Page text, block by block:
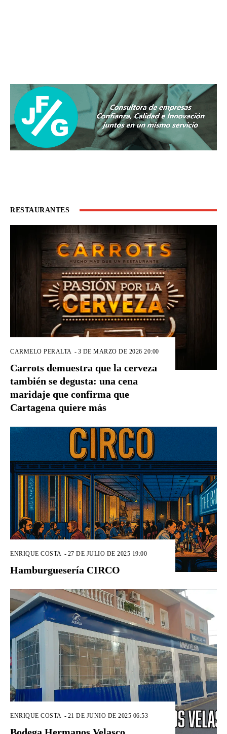
RESTAURANTES
CARMELO PERALTA - 3 DE MARZO DE 2026 20:00
Carrots demuestra que la cerveza
también se degusta: una cena
maridaje que confirma que
Cartagena quiere más
ENRIQUE COSTA - 27 DE JULIO DE 2025 19:00
Hamburguesería CIRCO
ENRIQUE COSTA - 21 DE JUNIO DE 2025 06:53